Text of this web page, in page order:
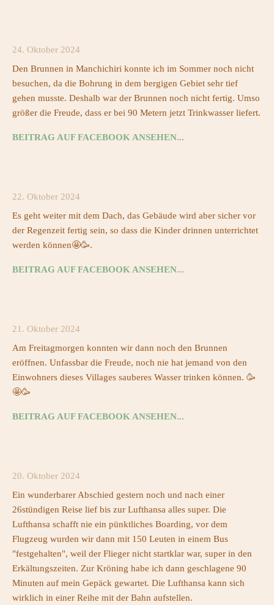
24. Oktober 2024
Den Brunnen in Manchichiri konnte ich im Sommer noch nicht
besuchen, da die Bohrung in dem bergigen Gebiet sehr tief
gehen musste. Deshalb war der Brunnen noch nicht fertig. Umso
größer die Freude, dass er bei 90 Metern jetzt Trinkwasser liefert.
BEITRAG AUF FACEBOOK ANSEHEN...
22. Oktober 2024
Es geht weiter mit dem Dach, das Gebäude wird aber sicher vor
der Regenzeit fertig sein, so dass die Kinder drinnen unterrichtet
werden können🤩🥳.
BEITRAG AUF FACEBOOK ANSEHEN...
21. Oktober 2024
Am Freitagmorgen konnten wir dann noch den Brunnen
eröffnen. Unfassbar die Freude, noch nie hat jemand von den
Einwohners dieses Villages sauberes Wasser trinken können. 🥳
🤩🥳
BEITRAG AUF FACEBOOK ANSEHEN...
20. Oktober 2024
Ein wunderbarer Abschied gestern noch und nach einer
26stündigen Reise lief bis zur Lufthansa alles super. Die
Lufthansa schafft nie ein pünktliches Boarding, vor dem
Flugzeug wurden wir dann mit 150 Leuten in einem Bus
"festgehalten", weil der Flieger nicht startklar war, super in den
Erkältungszeiten. Zur Kröning habe ich dann geschlagene 90
Minuten auf mein Gepäck gewartet. Die Lufthansa kann sich
wirklich in einer Reihe mit der Bahn aufstellen.